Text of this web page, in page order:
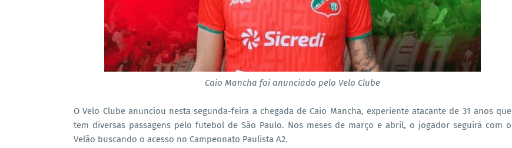
Caio Mancha foi anunciado pelo Velo Clube
O Velo Clube anunciou nesta segunda-feira a chegada de Caio Mancha, experiente atacante de 31 anos que
tem diversas passagens pelo futebol de São Paulo. Nos meses de março e abril, o jogador seguirá com o
Velão buscando o acesso no Campeonato Paulista A2.